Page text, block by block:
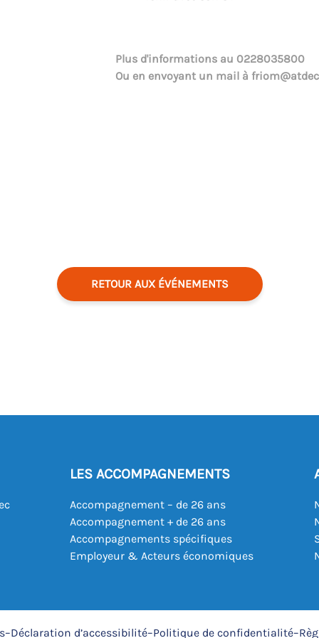
Plus d'informations au 0228035800
Ou en envoyant un mail à
RETOUR AUX ÉVÉNEMENTS
LES ACCOMPAGNEMENTS
Accompagnement – de 26 ans
Accompagnement + de 26 ans
Accompagnements spécifiques
Employeur & Acteurs économiques
–Déclaration d’accessibilité–Politique de confidentialité–